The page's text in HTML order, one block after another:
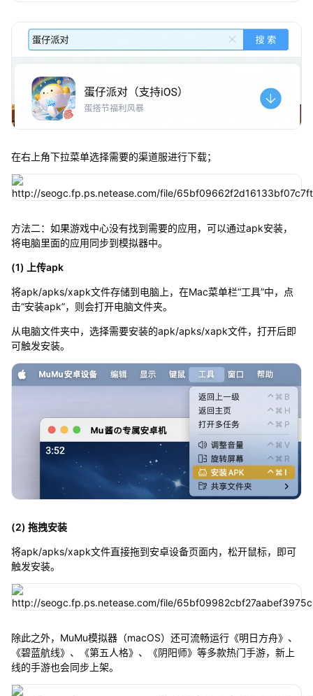
在右上角下拉菜单选择需要的渠道服进行下载；
方法二：如果游戏中心没有找到需要的应用，可以通过apk安装，
将电脑里面的应用同步到模拟器中。
(1) 上传apk
将apk/apks/xapk文件存储到电脑上，在Mac菜单栏“工具”中，点
击“安装apk”，则会打开电脑文件夹。
从电脑文件夹中，选择需要安装的apk/apks/xapk文件，打开后即
可触发安装。
(2) 拖拽安装
将apk/apks/xapk文件直接拖到安卓设备页面内，松开鼠标，即可
触发安装。
除此之外，MuMu模拟器（macOS）还可流畅运行《明日方舟》、
《碧蓝航线》、《第五人格》、《阴阳师》等多款热门手游，新上
线的手游也会同步上架。